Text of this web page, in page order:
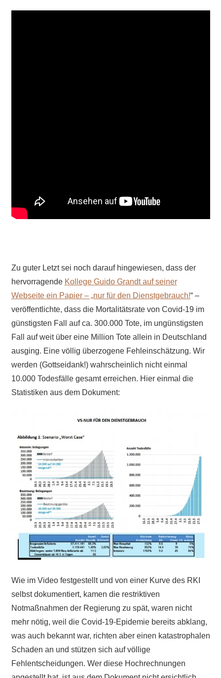
Zu guter Letzt sei noch darauf hingewiesen, dass der
hervorragende Kollege Guido Grandt auf seiner
Webseite ein Papier – „nur für den Dienstgebrauch!“ –
veröffentlichte, dass die Mortalitätsrate von Covid-19 im
günstigsten Fall auf ca. 300.000 Tote, im ungünstigsten
Fall auf weit über eine Million Tote allein in Deutschland
ausging. Eine völlig überzogene Fehleinschätzung. Wir
werden (Gottseidank!) wahrscheinlich nicht einmal
10.000 Todesfälle gesamt erreichen. Hier einmal die
Statistiken aus dem Dokument:
Wie im Video festgestellt und von einer Kurve des RKI
selbst dokumentiert, kamen die restriktiven
Notmaßnahmen der Regierung zu spät, waren nicht
mehr nötig, weil die Covid-19-Epidemie bereits abklang,
was auch bekannt war, richten aber einen katastrophalen
Schaden an und stützen sich auf völlige
Fehlentscheidungen. Wer diese Hochrechnungen